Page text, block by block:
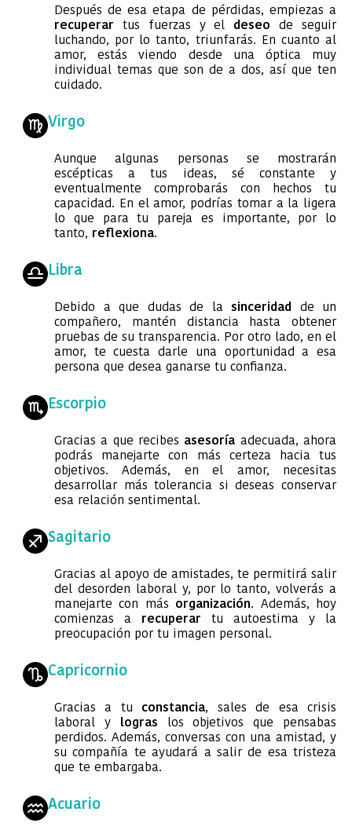
Después de esa etapa de pérdidas, empiezas a
recuperar tus fuerzas y el deseode seguir
luchando, por lo tanto, triunfarás. En cuanto al
amor, estás viendo desde una óptica muy
individual temas que son de a dos, así que ten
cuidado.
Virgo
Aunque algunas personas se mostrarán
escépticas a tus ideas, sé constante y
eventualmente comprobarás con hechos tu
capacidad. En el amor, podrías tomar a la ligera
lo que para tu pareja es importante, por lo
tanto, reflexiona.
Libra
Debido a que dudas de la sinceridad de un
compañero, mantén distancia hasta obtener
pruebas de su transparencia. Por otro lado, en el
amor, te cuesta darle una oportunidad a esa
persona que desea ganarse tu confianza.
Escorpio
Gracias a que recibes asesoría adecuada, ahora
podrás manejarte con más certeza hacia tus
objetivos. Además, en el amor, necesitas
desarrollar más tolerancia si deseas conservar
esa relación sentimental.
Sagitario
Gracias al apoyo de amistades, te permitirá salir
del desorden laboral y, por lo tanto, volverás a
manejarte con más organización. Además, hoy
comienzas a recuperar tu autoestima y la
preocupación por tu imagen personal.
Capricornio
Gracias a tu constancia, sales de esa crisis
laboral y logras los objetivos que pensabas
perdidos. Además, conversas con una amistad, y
su compañía te ayudará a salir de esa tristeza
que te embargaba.
Acuario